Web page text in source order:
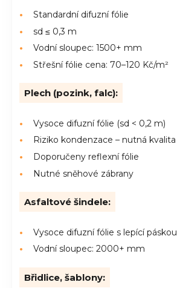
Standardní difuzní fólie
sd ≤ 0,3 m
Vodní sloupec: 1500+ mm
Střešní fólie cena: 70–120 Kč/m²
Plech (pozink, falc):
Vysoce difuzní fólie (sd < 0,2 m)
Riziko kondenzace – nutná kvalita
Doporučeny reflexní fólie
Nutné sněhové zábrany
Asfaltové šindele:
Vysoce difuzní fólie s lepící páskou
Vodní sloupec: 2000+ mm
Břidlice, šablony: